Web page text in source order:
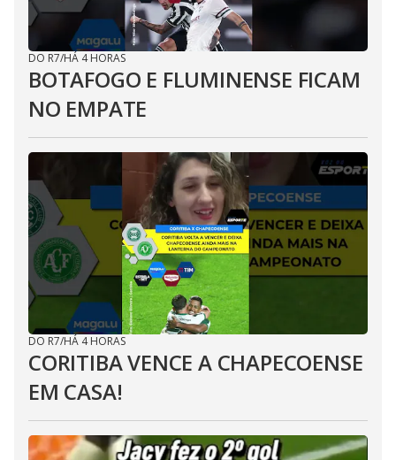
DO R7/HÁ 4 HORAS
BOTAFOGO E FLUMINENSE FICAM
NO EMPATE
DO R7/HÁ 4 HORAS
CORITIBA VENCE A CHAPECOENSE
EM CASA!